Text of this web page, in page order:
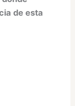
de esta